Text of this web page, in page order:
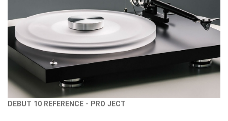
DEBUT 10 REFERENCE - PRO JECT